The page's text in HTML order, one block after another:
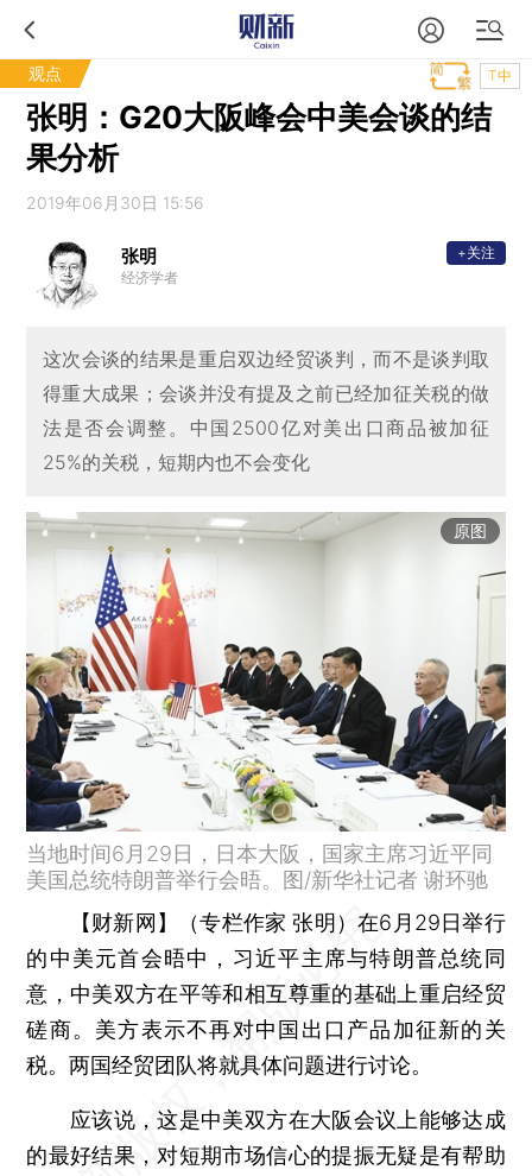
观点 T中
张明：G20大阪峰会中美会谈的结
果分析
2019年06月30日 15:56
张明
经济学者
+关注
这次会谈的结果是重启双边经贸谈判，而不是谈判取
得重大成果；会谈并没有提及之前已经加征关税的做
法是否会调整。中国2500亿对美出口商品被加征
25%的关税，短期内也不会变化
原图
当地时间6月29日，日本大阪，国家主席习近平同
美国总统特朗普举行会晤。图/新华社记者 谢环驰
【财新网】（专栏作家 张明）在6月29日举行
的中美元首会晤中，习近平主席与特朗普总统同
意，中美双方在平等和相互尊重的基础上重启经贸
磋商。美方表示不再对中国出口产品加征新的关
税。两国经贸团队将就具体问题进行讨论。
应该说，这是中美双方在大阪会议上能够达成
的最好结果，对短期市场信心的提振无疑是有帮助